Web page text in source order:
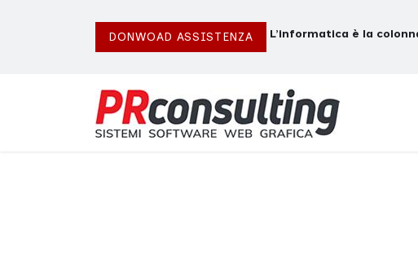
DONWOAD ASSISTENZA
L’informatica è la